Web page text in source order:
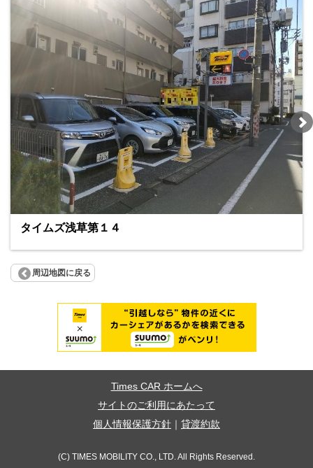
タイムズ浅草第１４
周辺地図に戻る
Times CAR ホームへ
サイトのご利用にあたって
個人情報保護方針
貸渡約款
(C) TIMES MOBILITY CO., LTD. All Rights Reserved.